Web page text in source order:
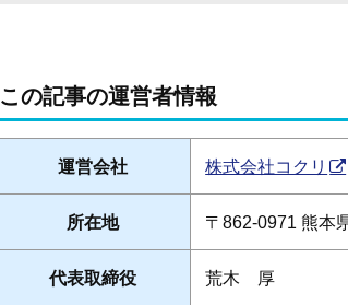
この記事の運営者情報
運営会社 株式会社コクリ
所在地 〒862-0971 熊本
代表取締役 荒木 厚